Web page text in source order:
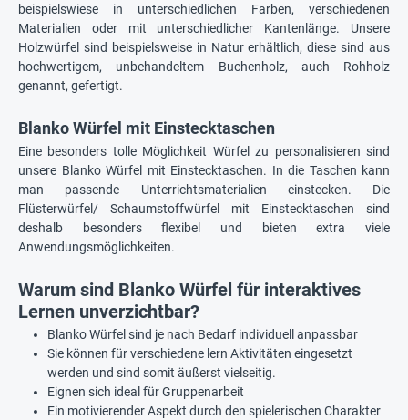
beispielswiese in unterschiedlichen Farben, verschiedenen
Materialien oder mit unterschiedlicher Kantenlänge. Unsere
Holzwürfel sind beispielsweise in Natur erhältlich, diese sind aus
hochwertigem, unbehandeltem Buchenholz, auch Rohholz
genannt, gefertigt.
Blanko Würfel mit Einstecktaschen
Eine besonders tolle Möglichkeit Würfel zu personalisieren sind
unsere Blanko Würfel mit Einstecktaschen. In die Taschen kann
man passende Unterrichtsmaterialien einstecken. Die
Flüsterwürfel/ Schaumstoffwürfel mit Einstecktaschen sind
deshalb besonders flexibel und bieten extra viele
Anwendungsmöglichkeiten.
Warum sind Blanko Würfel für interaktives
Lernen unverzichtbar?
Blanko Würfel sind je nach Bedarf individuell anpassbar
Sie können für verschiedene lern Aktivitäten eingesetzt
werden und sind somit äußerst vielseitig.
Eignen sich ideal für Gruppenarbeit
Ein motivierender Aspekt durch den spielerischen Charakter